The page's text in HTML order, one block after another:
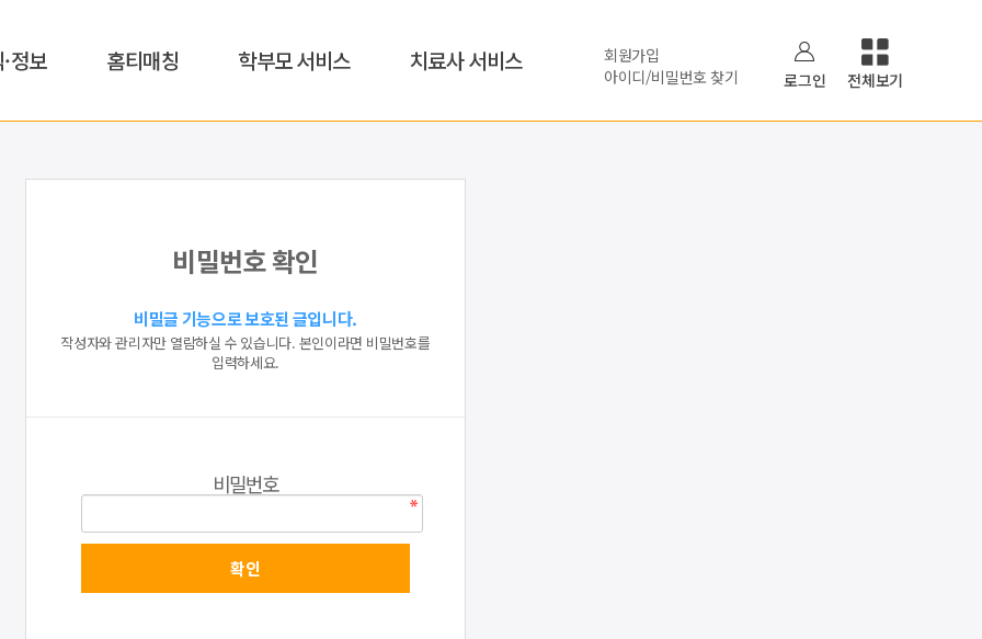
정보 홈티매칭 학부모 서비스 치료사 서비스
회원가입
아이디/비밀번호 찾기
로그인 전체보기
비밀번호 확인
비밀글 기능으로 보호된 글입니다.
작성자와 관리자만 열람하실 수 있습니다. 본인이라면 비밀번호를
입력하세요.
비밀번호